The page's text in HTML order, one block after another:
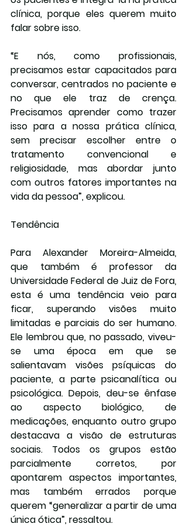
clínica, porque eles querem muito
falar sobre isso.
“E nós, como profissionais,
precisamos estar capacitados para
conversar, centrados no paciente e
no que ele traz de crença.
Precisamos aprender como trazer
isso para a nossa prática clínica,
sem precisar escolher entre o
tratamento convencional e
religiosidade, mas abordar junto
com outros fatores importantes na
vida da pessoa”, explicou.
Tendência
Para Alexander Moreira-Almeida,
que também é professor da
Universidade Federal de Juiz de Fora,
esta é uma tendência veio para
ficar, superando visões muito
limitadas e parciais do ser humano.
Ele lembrou que, no passado, viveu-
se uma época em que se
salientavam visões psíquicas do
paciente, a parte psicanalítica ou
psicológica. Depois, deu-se ênfase
ao aspecto biológico, de
medicações, enquanto outro grupo
destacava a visão de estruturas
sociais. Todos os grupos estão
parcialmente corretos, por
apontarem aspectos importantes,
mas também errados porque
querem “generalizar a partir de uma
única ótica”, ressaltou.